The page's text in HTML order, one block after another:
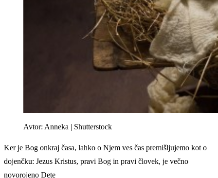
Avtor: Anneka | Shutterstock
Ker je Bog onkraj časa, lahko o Njem ves čas premišljujemo kot o
dojenčku: Jezus Kristus, pravi Bog in pravi človek, je večno
novorojeno Dete